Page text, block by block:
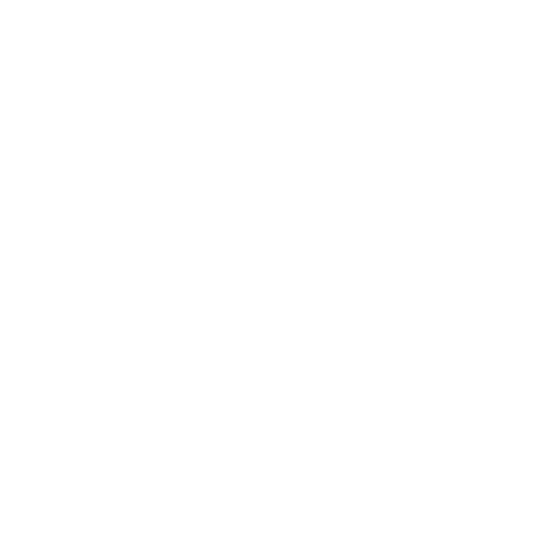
que nos convence
del mundo para
negativamente, por supuesto.
de la manera en que
Dar coherencia a nuestra
supuesto, puede potenciarse), y
de lo sentimental.
sus niveles) que